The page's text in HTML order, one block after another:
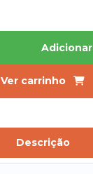
Adicionar
Ver carrinho
Descrição